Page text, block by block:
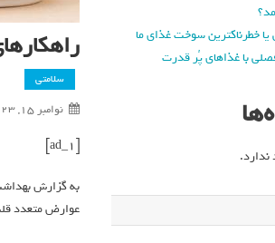
سلامتی
نوامبر 15, 2023
[ad_1]
عوارض متعدد
یا خطرناکترین سوخت غذای ما
با غذاهای پُر قدرت